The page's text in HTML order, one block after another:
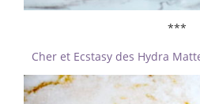
***
Cher et Ecstasy des Hydra